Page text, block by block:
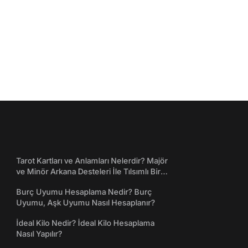
Tarot Kartları ve Anlamları Nelerdir? Majör
ve Minör Arkana Desteleri İle Tılsımlı Bir
Burç Uyumu Hesaplama Nedir? Burç
Uyumu, Aşk Uyumu Nasıl Hesaplanır?
İdeal Kilo Nedir? İdeal Kilo Hesaplama
Nasıl Yapılır?